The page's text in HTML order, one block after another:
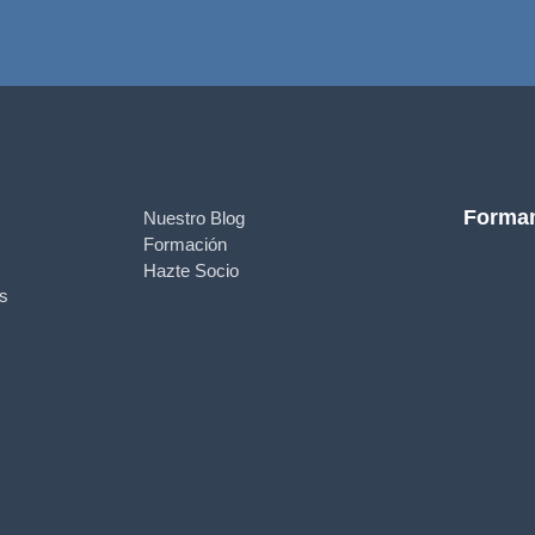
Nuestro Blog
Formación
Hazte Socio